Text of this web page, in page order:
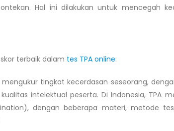
Hal ini dilakukan untuk mencegah
terbaik dalam tes TPA online:
tingkat kecerdasan seseorang,
intelektual peserta. Di Indonesia, TPA
dengan beberapa materi, metode